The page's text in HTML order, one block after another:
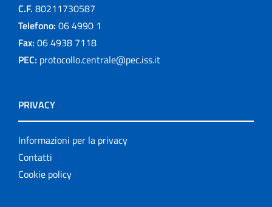
C.F. 80211730587
Telefono: 06 4990 1
Fax: 06 4938 7118
PEC: protocollo.centrale@pec.iss.it
PRIVACY
Informazioni per la privacy
Contatti
Cookie policy